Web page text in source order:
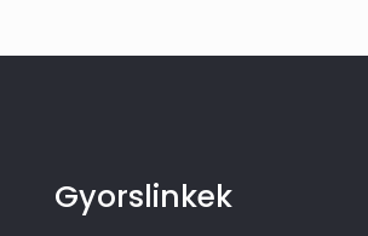
Gyorslinkek